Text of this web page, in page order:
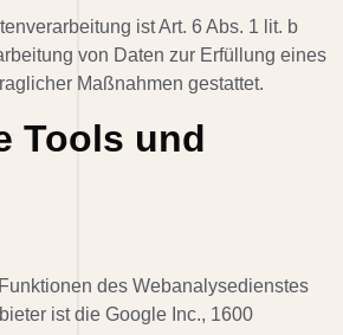
ist Art. 6 Abs. 1 lit. b
von Daten zur Erfüllung eines
Maßnahmen gestattet.
Tools und
des Webanalysedienstes
ist die Google Inc., 1600